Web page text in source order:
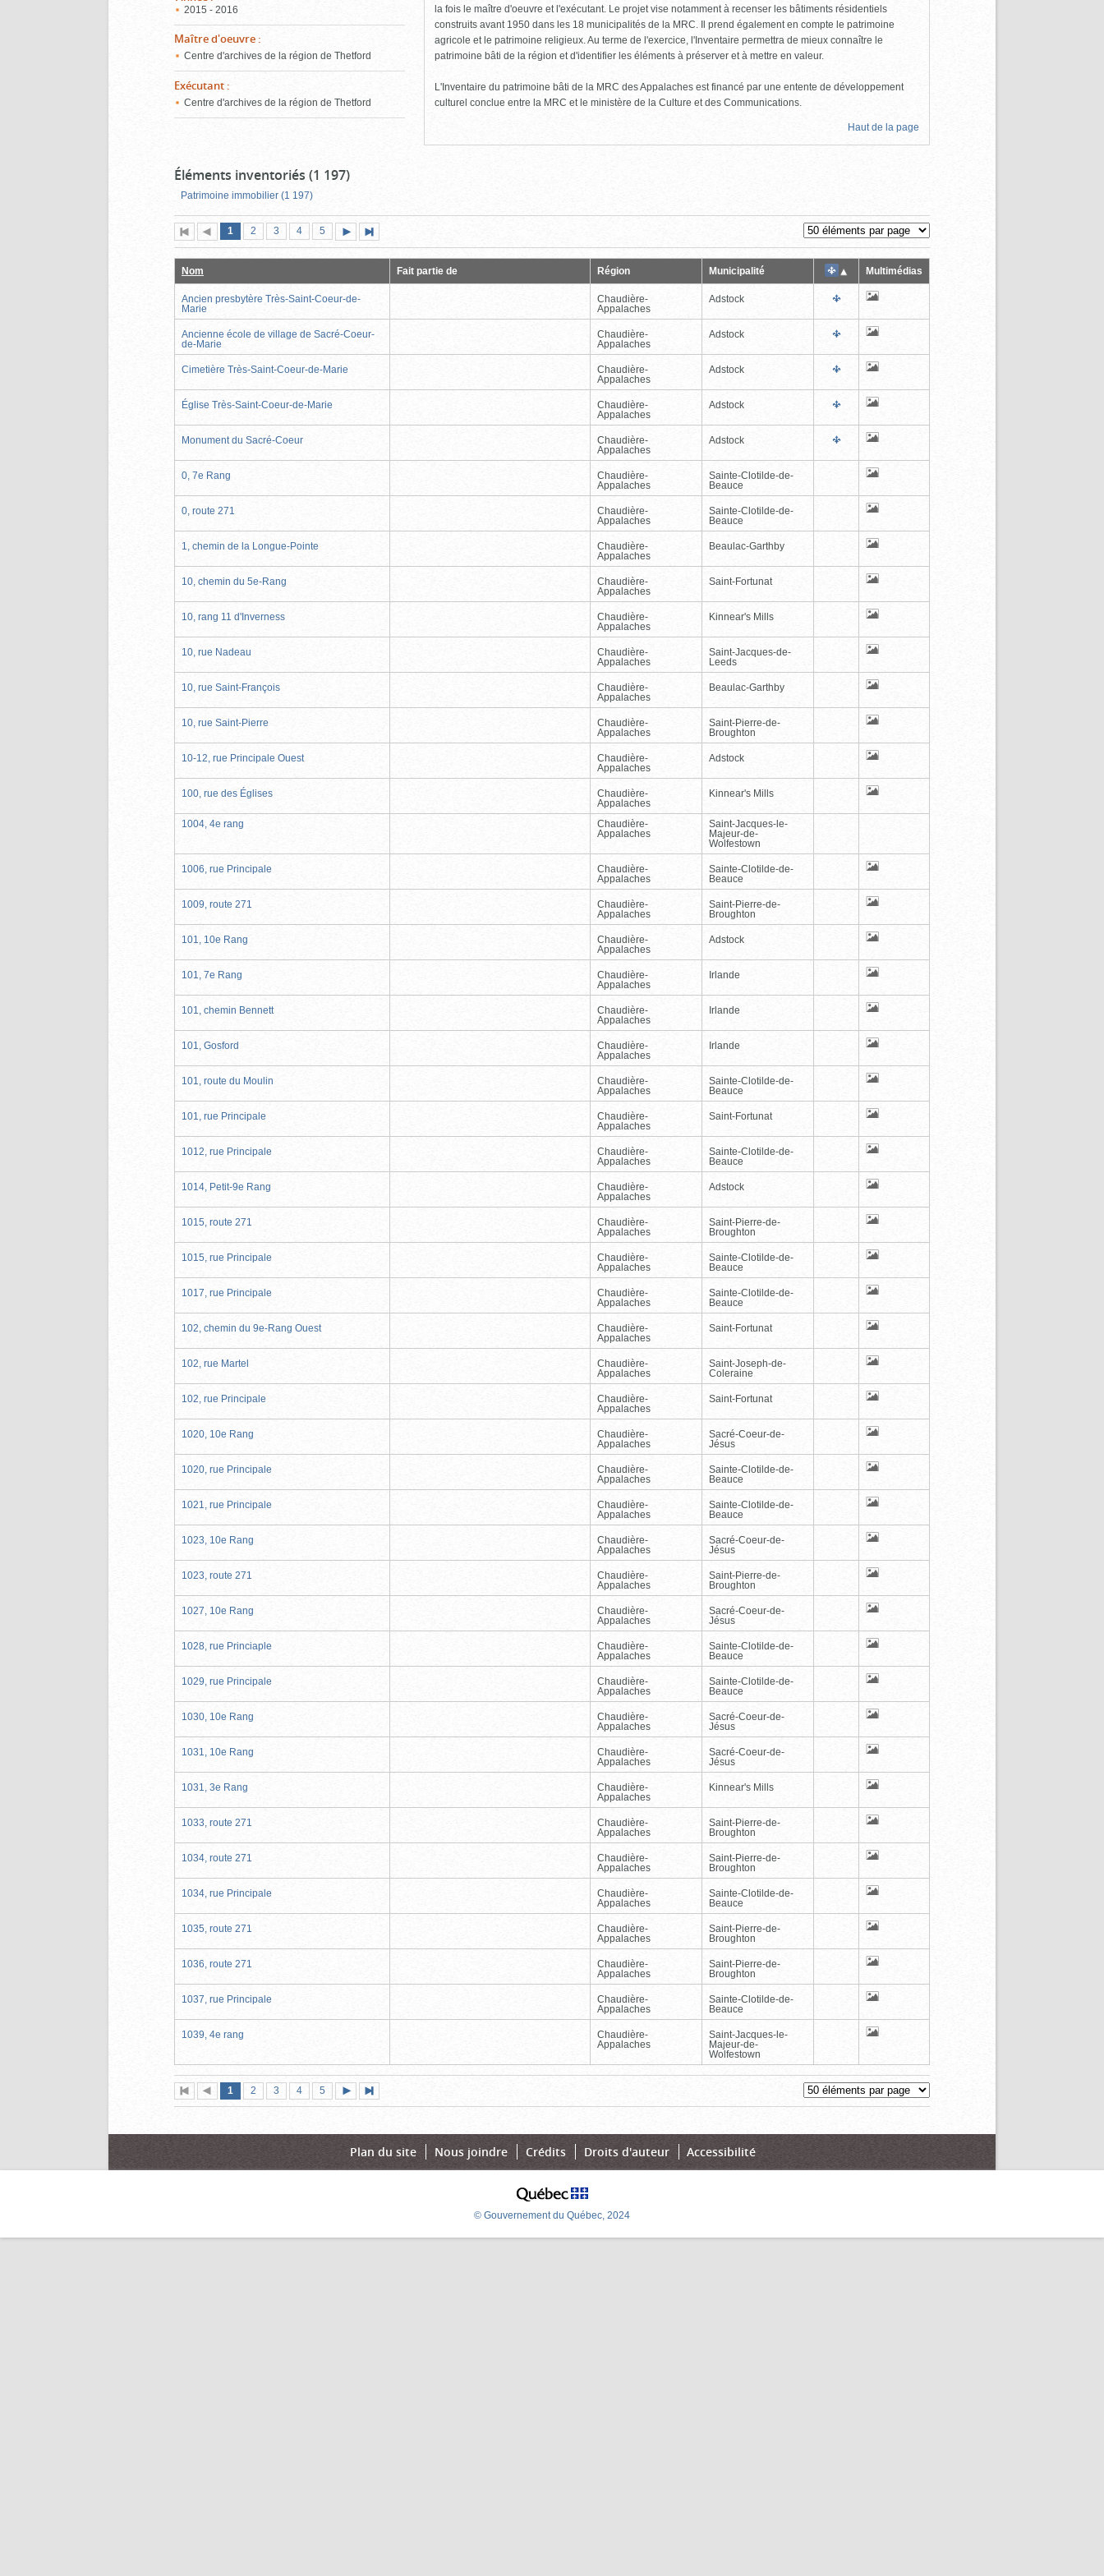
2015 - 2016
Maître d'oeuvre :
Centre d'archives de la région de Thetford
Exécutant :
Centre d'archives de la région de Thetford
la fois le maître d'oeuvre et l'exécutant. Le projet vise notamment à recenser les bâtiments résidentiels
construits avant 1950 dans les 18 municipalités de la MRC. Il prend également en compte le patrimoine
agricole et le patrimoine religieux. Au terme de l'exercice, l'Inventaire permettra de mieux connaître le
patrimoine bâti de la région et d'identifier les éléments à préserver et à mettre en valeur.
L'Inventaire du patrimoine bâti de la MRC des Appalaches est financé par une entente de développement
culturel conclue entre la MRC et le ministère de la Culture et des Communications.
Haut de la page
Éléments inventoriés (1 197)
Patrimoine immobilier (1 197)
Première
page
Page
précédente
Page
1 (page
actuelle)
Page
2 Page
3 Page
4 Page
5
suivante
page
Nom Fait partie de Région Municipalité Multimédias
Ancien presbytère Très-Saint-Coeur-de-
Marie
Chaudière-
Appalaches
Adstock
Ancienne école de village de Sacré-Coeur-
de-Marie
Chaudière-
Appalaches
Adstock
Cimetière Très-Saint-Coeur-de-Marie
Chaudière-
Appalaches
Adstock
Église Très-Saint-Coeur-de-Marie
Chaudière-
Appalaches
Adstock
Monument du Sacré-Coeur
Chaudière-
Appalaches
Adstock
0, 7e Rang
Chaudière-
Appalaches
Sainte-Clotilde-de-
Beauce
0, route 271
Chaudière-
Appalaches
Sainte-Clotilde-de-
Beauce
1, chemin de la Longue-Pointe
Chaudière-
Appalaches
Beaulac-Garthby
10, chemin du 5e-Rang
Chaudière-
Appalaches
Saint-Fortunat
10, rang 11 d'Inverness
Chaudière-
Appalaches
Kinnear's Mills
10, rue Nadeau
Chaudière-
Appalaches
Saint-Jacques-de-
Leeds
10, rue Saint-François
Chaudière-
Appalaches
Beaulac-Garthby
10, rue Saint-Pierre
Chaudière-
Appalaches
Saint-Pierre-de-
Broughton
10-12, rue Principale Ouest
Chaudière-
Appalaches
Adstock
100, rue des Églises
Chaudière-
Appalaches
Kinnear's Mills
1004, 4e rang
Chaudière-
Appalaches
Saint-Jacques-le-
Majeur-de-
Wolfestown
1006, rue Principale
Chaudière-
Appalaches
Sainte-Clotilde-de-
Beauce
1009, route 271
Chaudière-
Appalaches
Saint-Pierre-de-
Broughton
101, 10e Rang
Chaudière-
Appalaches
Adstock
101, 7e Rang
Chaudière-
Appalaches
Irlande
101, chemin Bennett
Chaudière-
Appalaches
Irlande
101, Gosford
Chaudière-
Appalaches
Irlande
101, route du Moulin
Chaudière-
Appalaches
Sainte-Clotilde-de-
Beauce
101, rue Principale
Chaudière-
Appalaches
Saint-Fortunat
1012, rue Principale
Chaudière-
Appalaches
Sainte-Clotilde-de-
Beauce
1014, Petit-9e Rang
Chaudière-
Appalaches
Adstock
1015, route 271
Chaudière-
Appalaches
Saint-Pierre-de-
Broughton
1015, rue Principale
Chaudière-
Appalaches
Sainte-Clotilde-de-
Beauce
1017, rue Principale
Chaudière-
Appalaches
Sainte-Clotilde-de-
Beauce
102, chemin du 9e-Rang Ouest
Chaudière-
Appalaches
Saint-Fortunat
102, rue Martel
Chaudière-
Appalaches
Saint-Joseph-de-
Coleraine
102, rue Principale
Chaudière-
Appalaches
Saint-Fortunat
1020, 10e Rang
Chaudière-
Appalaches
Sacré-Coeur-de-
Jésus
1020, rue Principale
Chaudière-
Appalaches
Sainte-Clotilde-de-
Beauce
1021, rue Principale
Chaudière-
Appalaches
Sainte-Clotilde-de-
Beauce
1023, 10e Rang
Chaudière-
Appalaches
Sacré-Coeur-de-
Jésus
1023, route 271
Chaudière-
Appalaches
Saint-Pierre-de-
Broughton
1027, 10e Rang
Chaudière-
Appalaches
Sacré-Coeur-de-
Jésus
1028, rue Princiaple
Chaudière-
Appalaches
Sainte-Clotilde-de-
Beauce
1029, rue Principale
Chaudière-
Appalaches
Sainte-Clotilde-de-
Beauce
1030, 10e Rang
Chaudière-
Appalaches
Sacré-Coeur-de-
Jésus
1031, 10e Rang
Chaudière-
Appalaches
Sacré-Coeur-de-
Jésus
1031, 3e Rang
Chaudière-
Appalaches
Kinnear's Mills
1033, route 271
Chaudière-
Appalaches
Saint-Pierre-de-
Broughton
1034, route 271
Chaudière-
Appalaches
Saint-Pierre-de-
Broughton
1034, rue Principale
Chaudière-
Appalaches
Sainte-Clotilde-de-
Beauce
1035, route 271
Chaudière-
Appalaches
Saint-Pierre-de-
Broughton
1036, route 271
Chaudière-
Appalaches
Saint-Pierre-de-
Broughton
1037, rue Principale
Chaudière-
Appalaches
Sainte-Clotilde-de-
Beauce
1039, 4e rang
Chaudière-
Appalaches
Saint-Jacques-le-
Majeur-de-
Wolfestown
Première
page
Page
précédente
Page
1 (page
actuelle)
Page
2 Page
3 Page
4 Page
5
suivante
page
Plan du site Nous joindre Crédits Droits d'auteur Accessibilité
© Gouvernement du Québec, 2024